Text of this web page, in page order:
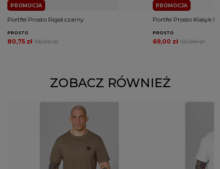
PROMOCJA
Portfel Prosto Rigid czarny
PROSTO
95,00 zł
80,75 zł
PROMOCJA
Portfel Prosto Klasyk
PROSTO
99,00 zł
69,00 zł
ZOBACZ RÓWNIEŻ